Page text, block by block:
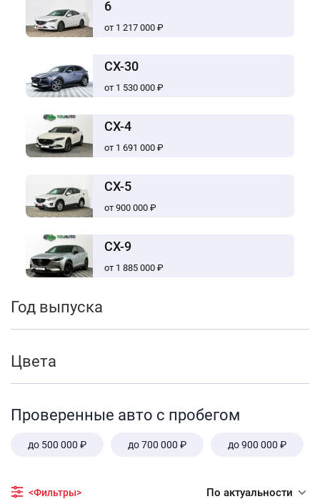
6
от 1 217 000 ₽
CX-30
от 1 530 000 ₽
CX-4
от 1 691 000 ₽
CX-5
от 900 000 ₽
CX-9
от 1 885 000 ₽
Год выпуска
Цвета
Проверенные авто с пробегом
до 500 000 ₽ до 700 000 ₽ до 900 000 ₽
<Фильтры> По актуальности